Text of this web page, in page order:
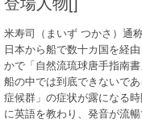
米寿司（まいず つかさ）通
日本から船で数十カ国を経
かで「自然流琉球唐手指南
船の中では到底できないで
症候群」の症状が露になる
に英語を教わり、発音が流